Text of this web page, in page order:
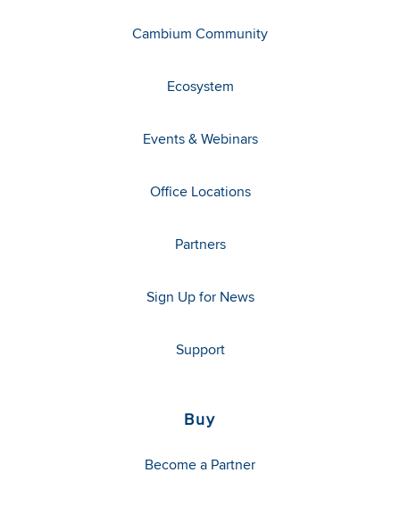
Cambium Community
Ecosystem
Events & Webinars
Office Locations
Partners
Sign Up for News
Support
Buy
Become a Partner